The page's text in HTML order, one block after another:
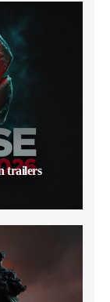
trailers